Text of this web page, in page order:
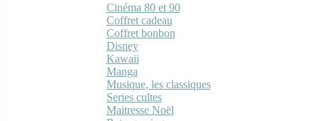
Cinéma 80 et 90
Coffret cadeau
Coffret bonbon
Disney
Kawaii
Manga
Musique, les classiques
Series cultes
Maitresse Noël